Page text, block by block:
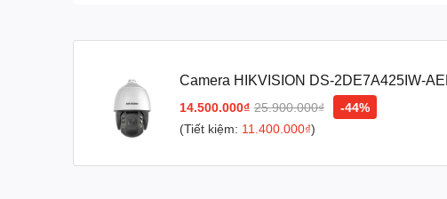
Camera HIKVISION DS-2DE7A425IW-
14.500.000₫ 25.900.000₫
-44%
(Tiết kiệm: 11.400.000₫)